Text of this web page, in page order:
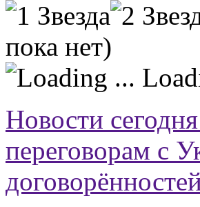
пока нет)
Новости
переговорам с